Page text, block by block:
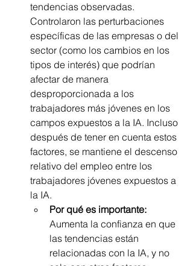
tendencias observadas.
Controlaron las perturbaciones
específicas de las empresas o del
sector (como los cambios en los
tipos de interés) que podrían
afectar de manera
desproporcionada a los
trabajadores más jóvenes en los
campos expuestos a la IA. Incluso
después de tener en cuenta estos
factores, se mantiene el descenso
relativo del empleo entre los
trabajadores jóvenes expuestos a
la IA.
Por qué es importante:
Aumenta la confianza en que
las tendencias están
relacionadas con la IA, y no